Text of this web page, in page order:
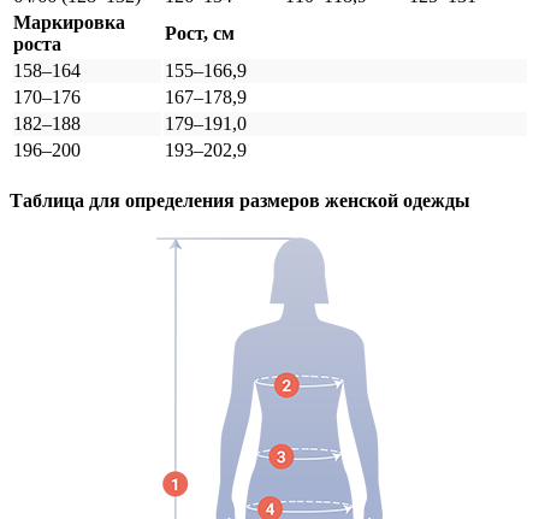
Маркировка
роста
Рост, см
158–164
155–166,9
170–176
167–178,9
182–188
179–191,0
196–200
193–202,9
Таблица для определения размеров женской одежды